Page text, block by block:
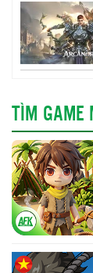
TÌM GAME